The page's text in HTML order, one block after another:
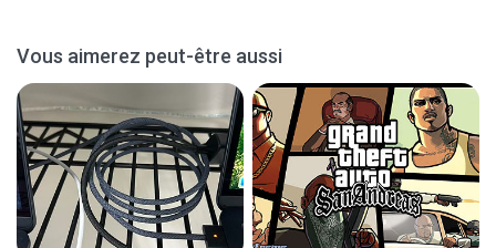
Vous aimerez peut-être aussi